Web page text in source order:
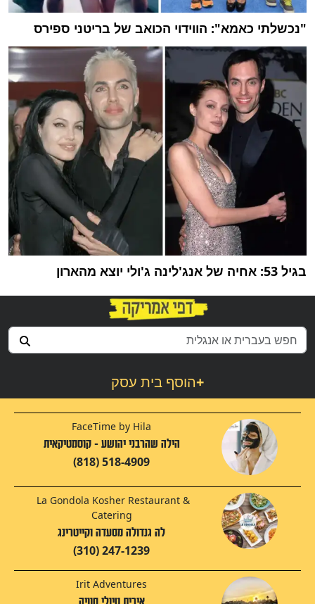
"נכשלתי כאמא": הווידוי הכואב של בריטני ספירס
בגיל 53: אחיה של אנג'לינה ג'ולי יוצא מהארון
הוסף בית עסק+
FaceTime by Hila
הילה שהרבני יהושע - קוסמטיקאית
(818) 518-4909
La Gondola Kosher Restaurant &
Catering
לה גנדולה מסעדה וקייטרינג
(310) 247-1239
Irit Adventures